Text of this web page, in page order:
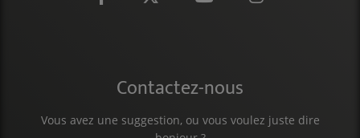
Contactez-nous
Vous avez une suggestion, ou vous voulez juste dire